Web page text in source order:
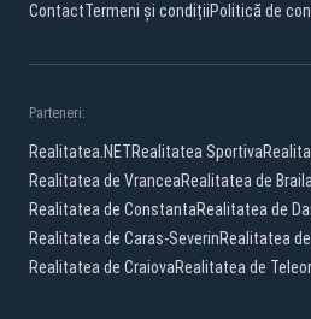
ContactTermeni și condițiiPolitică de
Parteneri:
Realitatea.NETRealitatea Sportiva
Realitatea de VranceaRealitatea de Braila
Realitatea de ConstantaRealitatea de
Realitatea de Caras-SeverinRealitatea
Realitatea de CraiovaRealitatea de